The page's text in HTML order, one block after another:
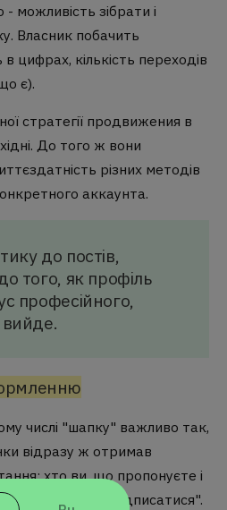
можливість зібрати і
Власник побачить
в цифрах, кількість переходів
є).
стратегії продвижения в
До того ж вони
різних методів
аккаунта.
до постів,
того, як профіль
професійного,
числі "шапку" важливо так,
відразу ж отримав
хто ви, що пропонуєте і
на кнопку "підписатися".